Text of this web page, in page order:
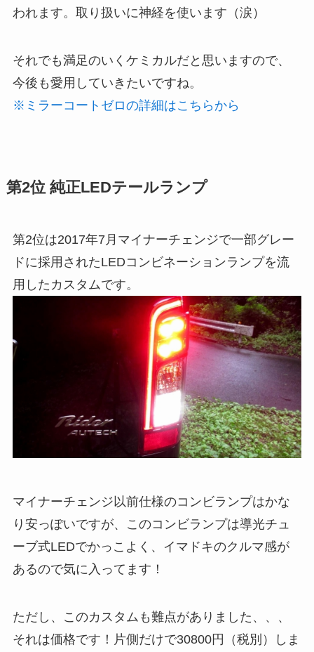
われます。取り扱いに神経を使います（涙）
それでも満足のいくケミカルだと思いますので、
今後も愛用していきたいですね。
※ミラーコートゼロの詳細はこちらから
第2位 純正LEDテールランプ
第2位は2017年7月マイナーチェンジで一部グレー
ドに採用されたLEDコンビネーションランプを流
用したカスタムです。
マイナーチェンジ以前仕様のコンビランプはかな
り安っぽいですが、このコンビランプは導光チュ
ーブ式LEDでかっこよく、イマドキのクルマ感が
あるので気に入ってます！
ただし、このカスタムも難点がありました、、、
それは価格です！片側だけで30800円（税別）しま